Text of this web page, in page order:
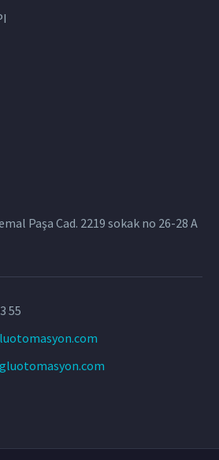
Paşa Cad. 2219 sokak no 26-28 A
55